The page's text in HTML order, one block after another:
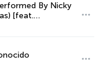
By Nicky
[feat.
Version]